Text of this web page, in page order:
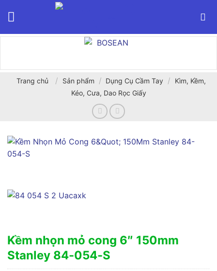
Trang chủ / Sản phẩm / Dụng Cụ Cầm Tay /
Kìm, Kềm,
Kéo, Cưa, Dao Rọc Giấy
Kềm nhọn mỏ cong 6″ 150mm
Stanley 84-054-S